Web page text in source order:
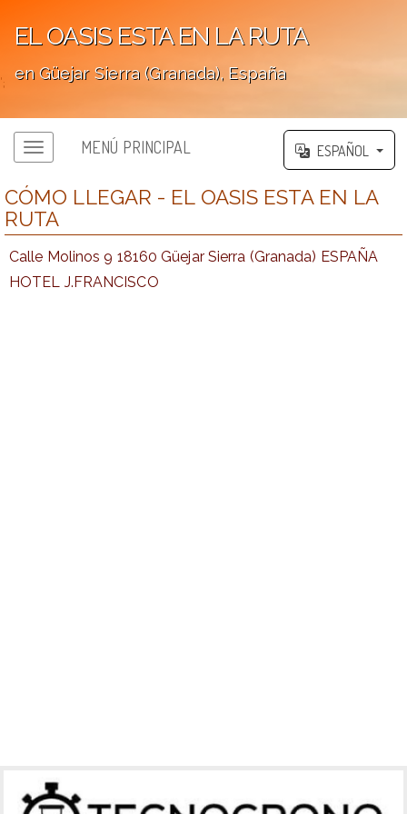
EL OASIS ESTA EN LA RUTA
en Güejar Sierra (Granada), España
';
MENÚ PRINCIPAL ESPAÑOL
CÓMO LLEGAR - EL OASIS ESTA EN LA
RUTA
Calle Molinos 9 18160 Güejar Sierra (Granada) ESPAÑA
HOTEL J.FRANCISCO